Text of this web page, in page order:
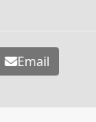
Email